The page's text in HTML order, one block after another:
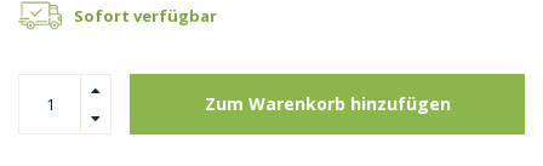
Sofort verfügbar
Zum Warenkorb hinzufügen